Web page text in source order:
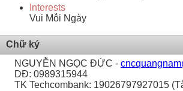
Interests
Vui Mỗi Ngày
Chữ ký
NGUYỄN NGỌC ĐỨC -
DĐ: 0989315944
TK Techcombank: 19026797927015